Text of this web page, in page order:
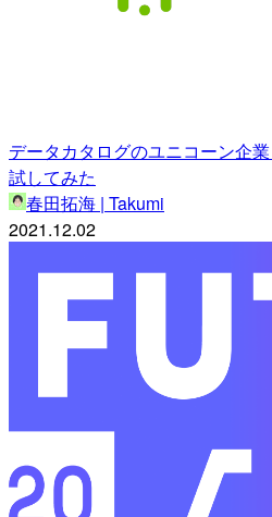
データカタログのユニコーン企
試してみた
春田拓海 | Takumi
2021.12.02